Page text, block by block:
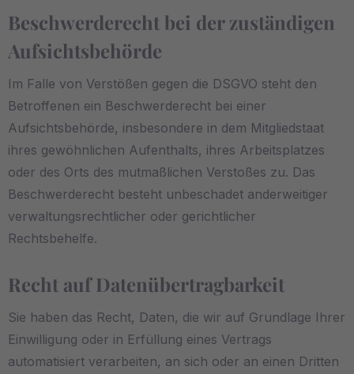
Beschwerde­recht bei der zuständigen
Aufsichts­behörde
Im Falle von Verstößen gegen die DSGVO steht den
Betroffenen ein Beschwerderecht bei einer
Aufsichtsbehörde, insbesondere in dem Mitgliedstaat
ihres gewöhnlichen Aufenthalts, ihres Arbeitsplatzes
oder des Orts des mutmaßlichen Verstoßes zu. Das
Beschwerderecht besteht unbeschadet anderweitiger
verwaltungsrechtlicher oder gerichtlicher
Rechtsbehelfe.
Recht auf Daten­übertrag­barkeit
Sie haben das Recht, Daten, die wir auf Grundlage Ihrer
Einwilligung oder in Erfüllung eines Vertrags
automatisiert verarbeiten, an sich oder an einen Dritten